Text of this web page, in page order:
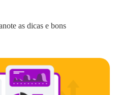
as dicas e bons